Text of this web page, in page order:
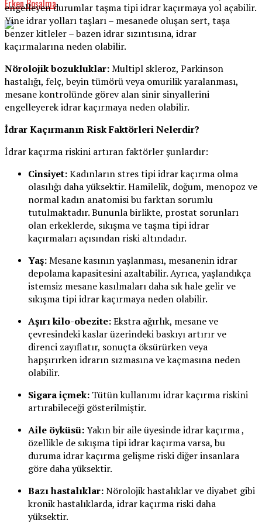
Erken Boşalma
engelleyen durumlar taşma tipi idrar kaçırmaya yol açabilir.
Yine idrar yolları taşları – mesanede oluşan sert, taşa
benzer kitleler – bazen idrar sızıntısına, idrar
kaçırmalarına neden olabilir.
Nörolojik bozukluklar:Multipl skleroz, Parkinson
hastalığı, felç, beyin tümörü veya omurilik yaralanması,
mesane kontrolünde görev alan sinir sinyallerini
engelleyerek idrar kaçırmaya neden olabilir.
İdrar Kaçırmanın Risk Faktörleri Nelerdir?
İdrar kaçırma riskini artıran faktörler şunlardır:
Cinsiyet:Kadınların stres tipi idrar kaçırma olma
olasılığı daha yüksektir. Hamilelik, doğum, menopoz ve
normal kadın anatomisi bu farktan sorumlu
tutulmaktadır. Bununla birlikte, prostat sorunları
olan erkeklerde, sıkışma ve taşma tipi idrar
kaçırmaları açısından riski altındadır.
Yaş:Mesane kasının yaşlanması, mesanenin idrar
depolama kapasitesini azaltabilir. Ayrıca, yaşlandıkça
istemsiz mesane kasılmaları daha sık hale gelir ve
sıkışma tipi idrar kaçırmaya neden olabilir.
Aşırı kilo-obezite:Ekstra ağırlık, mesane ve
çevresindeki kaslar üzerindeki baskıyı artırır ve
direnci zayıflatır, sonuçta öksürürken veya
hapşırırken idrarın sızmasına ve kaçmasına neden
olabilir.
Sigara içmek: Tütün kullanımı idrar kaçırma riskini
artırabileceği gösterilmiştir.
Aile öyküsü:Yakın bir aile üyesinde idrar kaçırma ,
özellikle de sıkışma tipi idrar kaçırma varsa, bu
duruma idrar kaçırma gelişme riski diğer insanlara
göre daha yüksektir.
Bazı hastalıklar:Nörolojik hastalıklar ve diyabet gibi
kronik hastalıklarda, idrar kaçırma riski daha
yüksektir.